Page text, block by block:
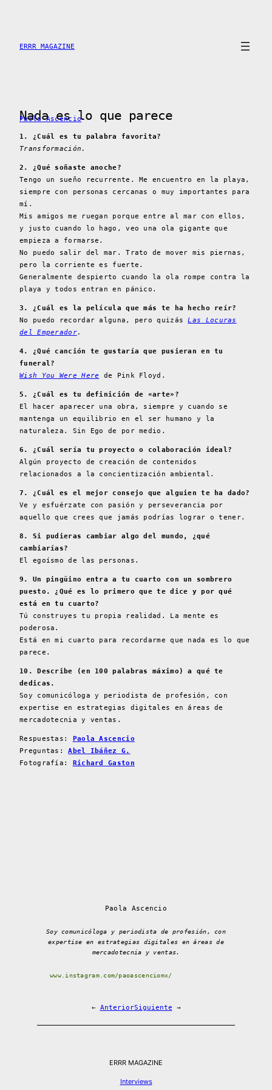
contenido
ERRR MAGAZINE
Nada es lo que parece
Paola Ascencio
1. ¿Cuál es tu palabra favorita?
Transformación.
2. ¿Qué soñaste anoche?
Tengo un sueño recurrente. Me encuentro en la playa,
siempre con personas cercanas o muy importantes para
mí.
Mis amigos me ruegan porque entre al mar con ellos,
y justo cuando lo hago, veo una ola gigante que
empieza a formarse.
No puedo salir del mar. Trato de mover mis piernas,
pero la corriente es fuerte.
Generalmente despierto cuando la ola rompe contra la
playa y todos entran en pánico.
3. ¿Cuál es la película que más te ha hecho reír?
No puedo recordar alguna, pero quizás
Las Locuras
del Emperador.
4. ¿Qué canción te gustaría que pusieran en tu
funeral?
Wish You Were Here
de Pink Floyd.
5. ¿Cuál es tu definición de «arte»?
El hacer aparecer una obra, siempre y cuando se
mantenga un equilibrio en el ser humano y la
naturaleza. Sin Ego de por medio.
6. ¿Cuál sería tu proyecto o colaboración ideal?
Algún proyecto de creación de contenidos
relacionados a la concientización ambiental.
7. ¿Cuál es el mejor consejo que alguien te ha dado?
Ve y esfuérzate con pasión y perseverancia por
aquello que crees que jamás podrías lograr o tener.
8. Si pudieras cambiar algo del mundo, ¿qué
cambiarías?
El egoísmo de las personas.
9. Un pingüino entra a tu cuarto con un sombrero
puesto. ¿Qué es lo primero que te dice y por qué
está en tu cuarto?
Tú construyes tu propia realidad. La mente es
poderosa.
Está en mi cuarto para recordarme que nada es lo que
parece.
10. Describe (en 100 palabras máximo) a qué te
dedicas.
Soy comunicóloga y periodista de profesión, con
expertise en estrategias digitales en áreas de
mercadotecnia y ventas.
Respuestas:
Paola Ascencio
Preguntas:Abel Ibáñez G.
Fotografía:
Richard Gaston
Paola Ascencio
Soy comunicóloga y periodista de profesión, con
expertise en estrategias digitales en áreas de
mercadotecnia y ventas.
www.instagram.com/paoascenciomx/
← AnteriorSiguiente →
ERRR MAGAZINE
Interviews